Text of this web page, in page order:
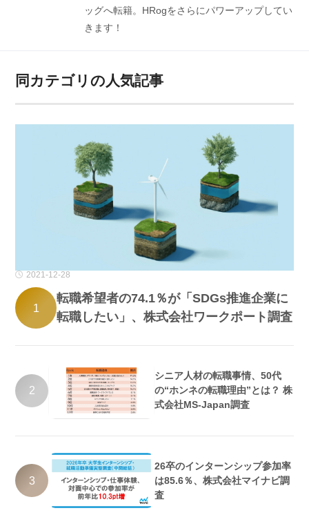
ッグへ転籍。HRogをさらにパワーアップしてい
きます！
同カテゴリの人気記事
2021-12-28
1
転職希望者の74.1％が「SDGs推進企業に
転職したい」、株式会社ワークポート調査
2
シニア人材の転職事情、50代
の“ホンネの転職理由”とは？ 株
式会社MS-Japan調査
3
26卒のインターンシップ参加率
は85.6％、株式会社マイナビ調
査